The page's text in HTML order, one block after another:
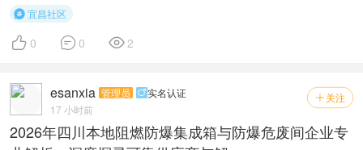
宜昌社区
 0  0 2
 关注
esanxia 管理员 实名认证
17 小时前
2026年四川本地阻燃防爆集成箱与防爆危废间企业专